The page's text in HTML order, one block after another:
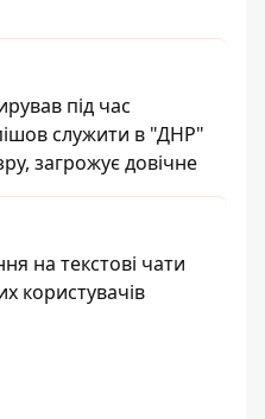
під час
служити в "ДНР"
загрожує довічне
на текстові чати
користувачів